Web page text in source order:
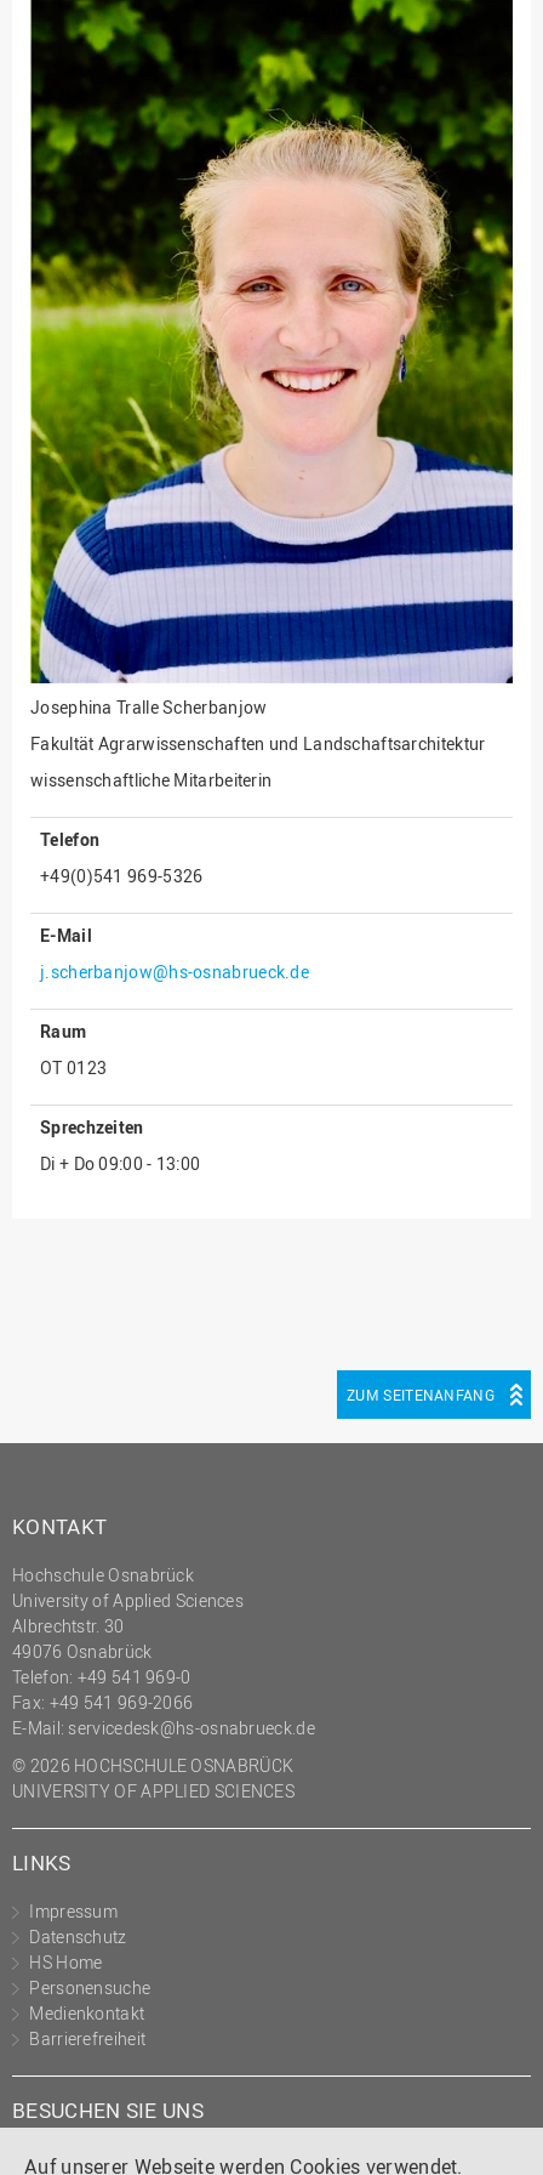
Auf unserer Webseite werden Cookies verwendet.
Fakultät
Ingenieurwissenschaften
und Informatik
Fakultät Management,
Kultur und Technik
Fakultät Wirtschafts- und
Sozialwissenschaften
Finanzen
Forschung, Kooperation,
Drittmittel
Gebäude und Technik
Gesellschaftliches
Engagement
Gleichstellungsbüro
Hochschulleitung
Hochschulplanung/-
strategie
Innenrevision
Institut für Musik
IT Service Center
Kommunikation und
Marketing
Personal
Personalentwicklung
Personalrat
Präsidialbüro
Professional School
Projekte des Präsidiums
(PMO)
Josephina Tralle Scherbanjow
Fakultät Agrarwissenschaften und Landschaftsarchitektur
wissenschaftliche Mitarbeiterin
Telefon
+49(0)541 969-5326
E-Mail
j.scherbanjow@hs-osnabrueck.de
Raum
OT 0123
Sprechzeiten
Di + Do 09:00 - 13:00
ZUM SEITENANFANG
KONTAKT
Hochschule Osnabrück
University of Applied Sciences
Albrechtstr. 30
49076 Osnabrück
Telefon: +49 541 969-0
Fax: +49 541 969-2066
E-Mail: servicedesk@hs-osnabrueck.de
© 2026 HOCHSCHULE OSNABRÜCK
UNIVERSITY OF APPLIED SCIENCES
LINKS
Impressum
Datenschutz
HS Home
Personensuche
Medienkontakt
Barrierefreiheit
BESUCHEN SIE UNS